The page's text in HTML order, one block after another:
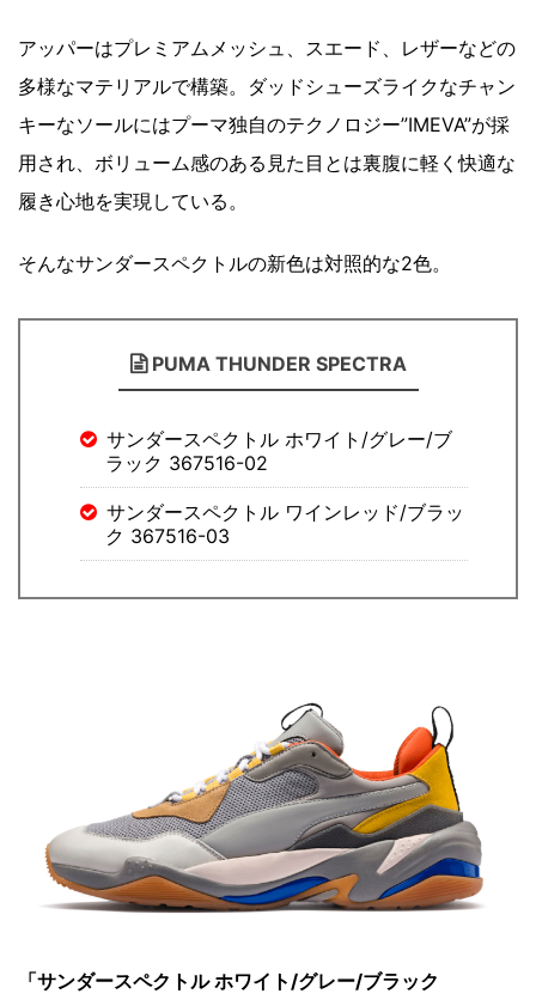
アッパーはプレミアムメッシュ、スエード、レザーなどの
多様なマテリアルで構築。ダッドシューズライクなチャン
キーなソールにはプーマ独自のテクノロジー”IMEVA”が採
用され、ボリューム感のある見た目とは裏腹に軽く快適な
履き心地を実現している。
そんなサンダースペクトルの新色は対照的な2色。
PUMA THUNDER SPECTRA
サンダースペクトル ホワイト/グレー/ブ
ラック 367516-02
サンダースペクトル ワインレッド/ブラッ
ク 367516-03
「サンダースペクトル ホワイト/グレー/ブラック